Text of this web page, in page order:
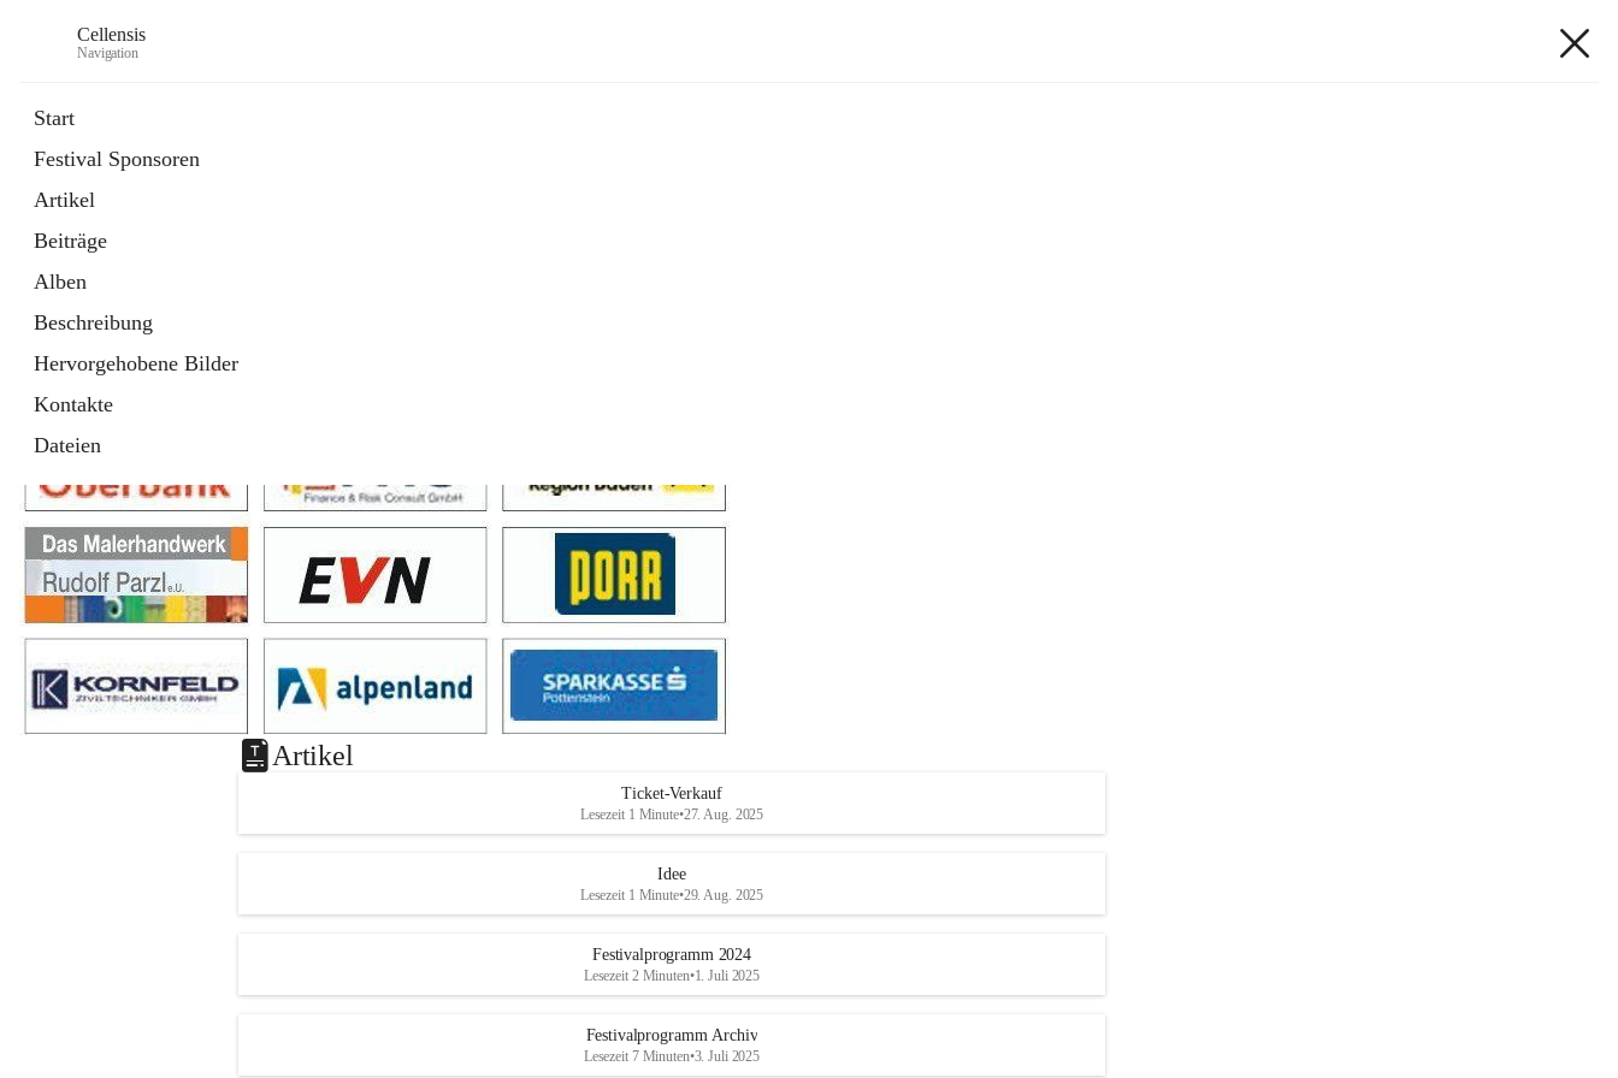
Cellensis
Navigation
Start
Festival Sponsoren
Artikel
Beiträge
Alben
Beschreibung
Hervorgehobene Bilder
Kontakte
Dateien
Festival Sponsoren
Artikel
Ticket-Verkauf
Lesezeit 1 Minute•27. Aug. 2025
Idee
Lesezeit 1 Minute•29. Aug. 2025
Festivalprogramm 2024
Lesezeit 2 Minuten•1. Juli 2025
Festivalprogramm Archiv
Lesezeit 7 Minuten•3. Juli 2025